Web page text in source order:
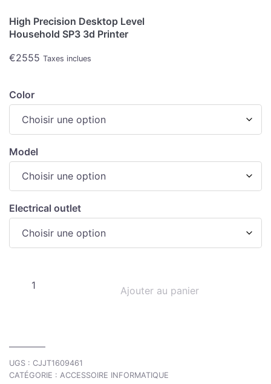
High Precision Desktop Level
Household SP3 3d Printer
€2555 Taxes inclues
Color
Model
Electrical outlet
Ajouter au panier
UGS : CJJT1609461
CATÉGORIE : ACCESSOIRE INFORMATIQUE